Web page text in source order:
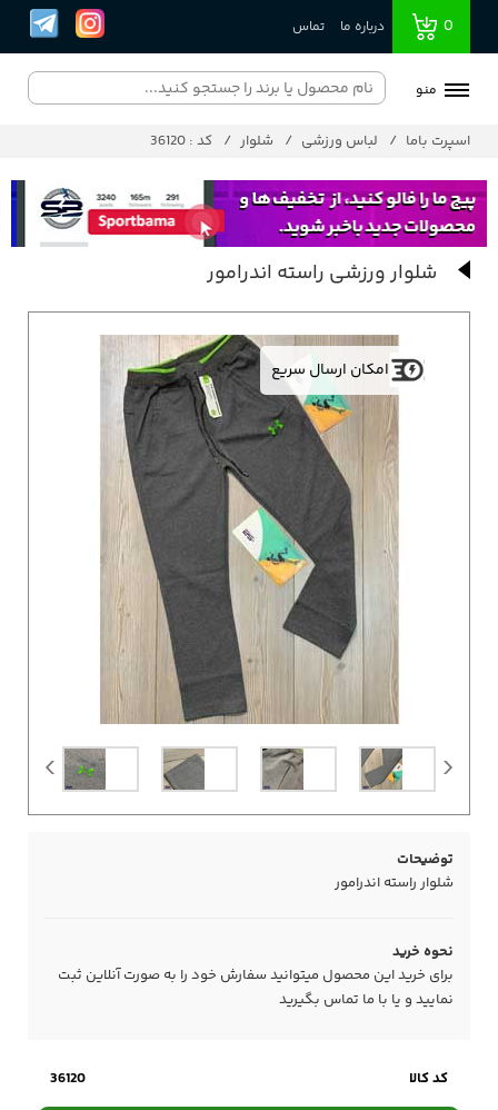
0 درباره ما تماس
منو
اسپرت باما لباس ورزشی شلوار کد : 36120
شلوار ورزشی راسته اندرامور
امکان ارسال سریع
توضیحات
شلوار راسته اندرامور
نحوه خرید
برای خرید این محصول میتوانید سفارش خود را به صورت آنلاین ثبت
نمایید و یا با ما تماس بگیرید
کد کالا 36120